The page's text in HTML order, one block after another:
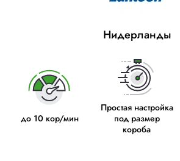
Нидерланды
до 10 кор/мин
Простая настройка
под размер
короба